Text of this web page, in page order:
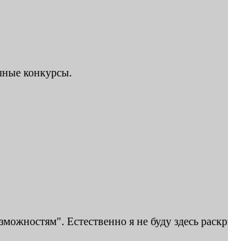
конкурсы.
Естественно я не буду здесь